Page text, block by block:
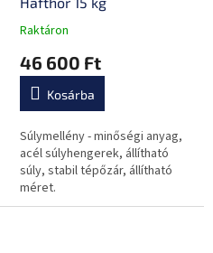
A
átlagos
értékelése
0,0
csillag.
Raktáron
46 600 Ft
Kosárba
Súlymellény - minőségi anyag,
acél súlyhengerek, állítható
súly, stabil tépőzár, állítható
méret.